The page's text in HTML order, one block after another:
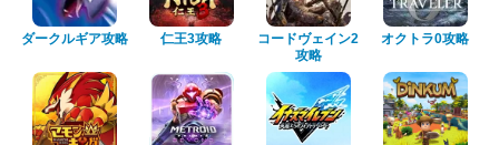
ダークルギア攻略 仁王3攻略
コードヴェイン2
攻略
オクトラ0攻略